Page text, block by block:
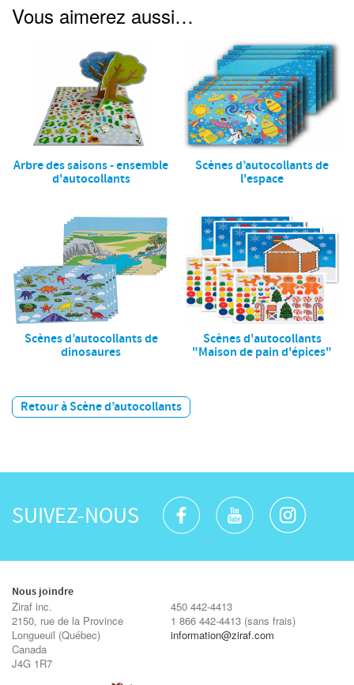
Vous aimerez aussi…
Arbre des saisons - ensemble
d'autocollants
Scènes d’autocollants de
l'espace
Scènes d’autocollants de
dinosaures
Scènes d'autocollants
"Maison de pain d'épices"
Retour à Scène d’autocollants
SUIVEZ-NOUS
Nous joindre
Ziraf inc.
2150, rue de la Province
Longueuil (Québec)
Canada
J4G 1R7
450 442-4413
1 866 442-4413(sans frais)
information@ziraf.com